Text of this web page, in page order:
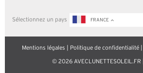
Sélectionnez un pays FRANCE
Mentions légales Politique de confidentialité
© 2026 AVECLUNETTESOLEIL.FR |